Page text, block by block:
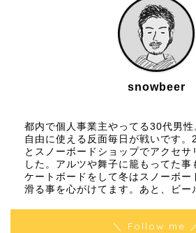
snowbeer
都内で個人事業主やってる30代男
自由に使える反面毎日が戦いです。
とスノーボードショップでアクセサ
した。アルツや舞子に籠もってた事
ケートボードをして冬はスノーボー
滑る事を心がけてます。あと、ビー
＼ Follow me